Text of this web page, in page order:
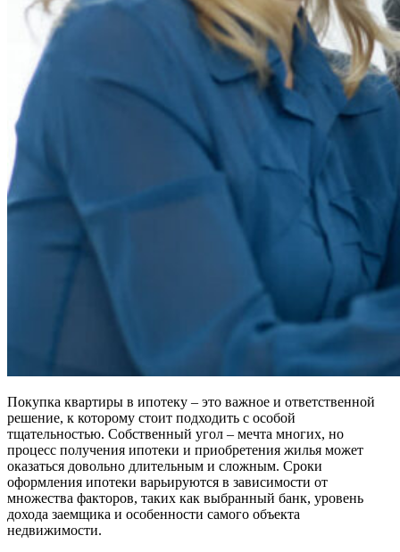
Покупка квартиры в ипотеку – это важное и ответственной
решение, к которому стоит подходить с особой
тщательностью. Собственный угол – мечта многих, но
процесс получения ипотеки и приобретения жилья может
оказаться довольно длительным и сложным. Сроки
оформления ипотеки варьируются в зависимости от
множества факторов, таких как выбранный банк, уровень
дохода заемщика и особенности самого объекта
недвижимости.